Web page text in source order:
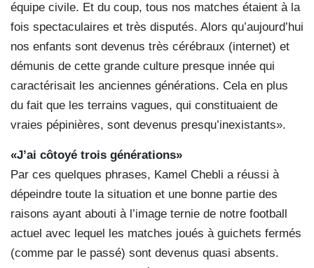
équipe civile. Et du coup, tous nos matches étaient à la
fois spectaculaires et très disputés. Alors qu’aujourd’hui
nos enfants sont devenus très cérébraux (internet) et
démunis de cette grande culture presque innée qui
caractérisait les anciennes générations. Cela en plus
du fait que les terrains vagues, qui constituaient de
vraies pépinières, sont devenus presqu’inexistants».
«J’ai côtoyé trois générations»
Par ces quelques phrases, Kamel Chebli a réussi à
dépeindre toute la situation et une bonne partie des
raisons ayant abouti à l’image ternie de notre football
actuel avec lequel les matches joués à guichets fermés
(comme par le passé) sont devenus quasi absents.